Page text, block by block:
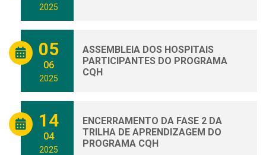
2025
05
06
2025
ASSEMBLEIA DOS HOSPITAIS
PARTICIPANTES DO PROGRAMA
CQH
14
04
2025
ENCERRAMENTO DA FASE 2 DA
TRILHA DE APRENDIZAGEM DO
PROGRAMA CQH